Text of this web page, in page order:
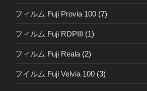
フィルム Fuji Provia 100 (7)
フィルム Fuji RDPIII (1)
フィルム Fuji Reala (2)
フイルム Fuji Velvia 100 (3)